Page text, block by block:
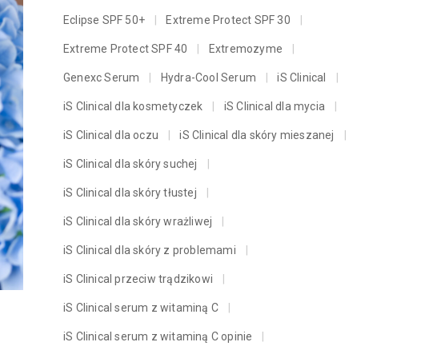
Eclipse SPF 50+ Extreme Protect SPF 30
Extreme Protect SPF 40 Extremozyme
Genexc Serum Hydra-Cool Serum iS Clinical
iS Clinical dla kosmetyczek iS Clinical dla mycia
iS Clinical dla oczu iS Clinical dla skóry mieszanej
iS Clinical dla skóry suchej
iS Clinical dla skóry tłustej
iS Clinical dla skóry wrażliwej
iS Clinical dla skóry z problemami
iS Clinical przeciw trądzikowi
iS Clinical serum z witaminą C
iS Clinical serum z witaminą C opinie